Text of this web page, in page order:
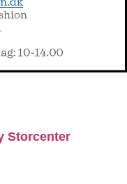
Storcenter